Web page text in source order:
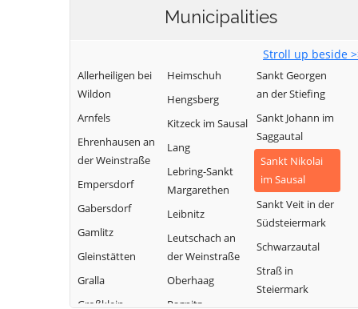
Municipalities
Stroll up beside
Allerheiligen bei
Wildon
Arnfels
Ehrenhausen an
der Weinstraße
Empersdorf
Gabersdorf
Gamlitz
Gleinstätten
Gralla
Großklein
Heimschuh
Hengsberg
Kitzeck im Sausal
Lang
Lebring-Sankt
Margarethen
Leibnitz
Leutschach an
der Weinstraße
Oberhaag
Ragnitz
Sankt Georgen
an der Stiefing
Sankt Johann im
Saggautal
Sankt Nikolai
im Sausal
Sankt Veit in der
Südsteiermark
Schwarzautal
Straß in
Steiermark